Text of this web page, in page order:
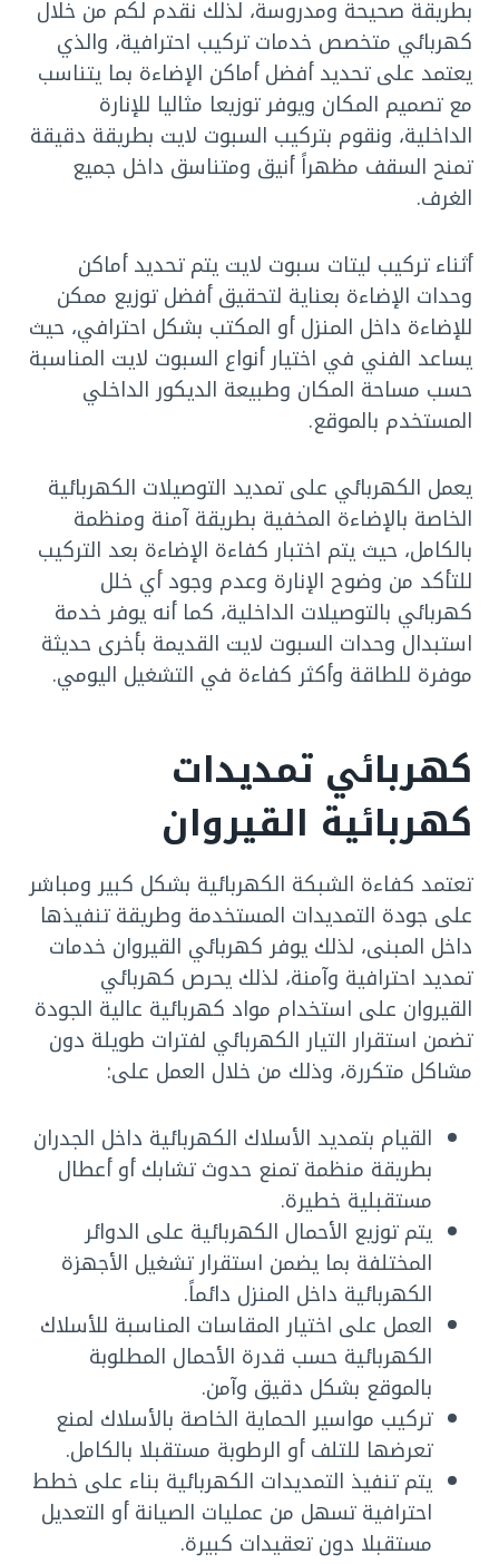
بطريقة صحيحة ومدروسة، لذلك نقدم لكم من خلال
كهربائي متخصص خدمات تركيب احترافية، والذي
يعتمد على تحديد أفضل أماكن الإضاءة بما يتناسب
مع تصميم المكان ويوفر توزيعا مثاليا للإنارة
الداخلية، ونقوم بتركيب السبوت لايت بطريقة دقيقة
تمنح السقف مظهراً أنيق ومتناسق داخل جميع
الغرف.
أثناء تركيب ليتات سبوت لايت يتم تحديد أماكن
وحدات الإضاءة بعناية لتحقيق أفضل توزيع ممكن
للإضاءة داخل المنزل أو المكتب بشكل احترافي، حيث
يساعد الفني في اختيار أنواع السبوت لايت المناسبة
حسب مساحة المكان وطبيعة الديكور الداخلي
المستخدم بالموقع.
يعمل الكهربائي على تمديد التوصيلات الكهربائية
الخاصة بالإضاءة المخفية بطريقة آمنة ومنظمة
بالكامل، حيث يتم اختبار كفاءة الإضاءة بعد التركيب
للتأكد من وضوح الإنارة وعدم وجود أي خلل
كهربائي بالتوصيلات الداخلية، كما أنه يوفر خدمة
استبدال وحدات السبوت لايت القديمة بأخرى حديثة
موفرة للطاقة وأكثر كفاءة في التشغيل اليومي.
كهربائي تمديدات
كهربائية القيروان
تعتمد كفاءة الشبكة الكهربائية بشكل كبير ومباشر
على جودة التمديدات المستخدمة وطريقة تنفيذها
داخل المبنى، لذلك يوفر كهربائي القيروان خدمات
تمديد احترافية وآمنة، لذلك يحرص كهربائي
القيروان على استخدام مواد كهربائية عالية الجودة
تضمن استقرار التيار الكهربائي لفترات طويلة دون
مشاكل متكررة، وذلك من خلال العمل على:
القيام بتمديد الأسلاك الكهربائية داخل الجدران
بطريقة منظمة تمنع حدوث تشابك أو أعطال
مستقبلية خطيرة.
يتم توزيع الأحمال الكهربائية على الدوائر
المختلفة بما يضمن استقرار تشغيل الأجهزة
الكهربائية داخل المنزل دائماً.
العمل على اختيار المقاسات المناسبة للأسلاك
الكهربائية حسب قدرة الأحمال المطلوبة
بالموقع بشكل دقيق وآمن.
تركيب مواسير الحماية الخاصة بالأسلاك لمنع
تعرضها للتلف أو الرطوبة مستقبلا بالكامل.
يتم تنفيذ التمديدات الكهربائية بناء على خطط
احترافية تسهل من عمليات الصيانة أو التعديل
مستقبلا دون تعقيدات كبيرة.